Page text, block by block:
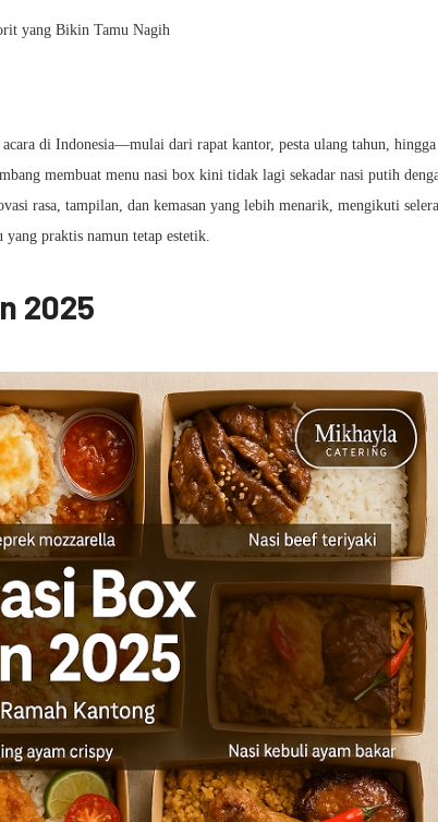
di Indonesia—mulai dari rapat kantor, pesta ulang tahun, hingga
membuat menu nasi box kini tidak lagi sekadar nasi putih
rasa, tampilan, dan kemasan yang lebih menarik, mengikuti selera
praktis namun tetap estetik.
2025